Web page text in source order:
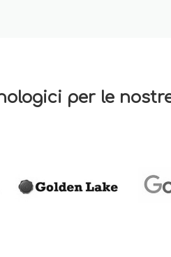
per le